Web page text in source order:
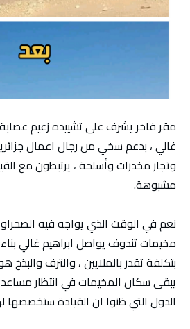
مقر فاخر يشرف على تشييده زعيم عصابة
غالي ، بدعم سخي من رجال اعمال
وتجار مخدرات وأسلحة ، يرتبطون مع
مشبوهة.
نعم في الوقت الذي يواجه فيه
مخيمات تندوف يواصل ابراهيم غالي
بتكلفة تقدر بالملايين ، والترف
يبقى سكان المخيمات في انتظار
الدول التي ظنوا ان القيادة ستخصصها